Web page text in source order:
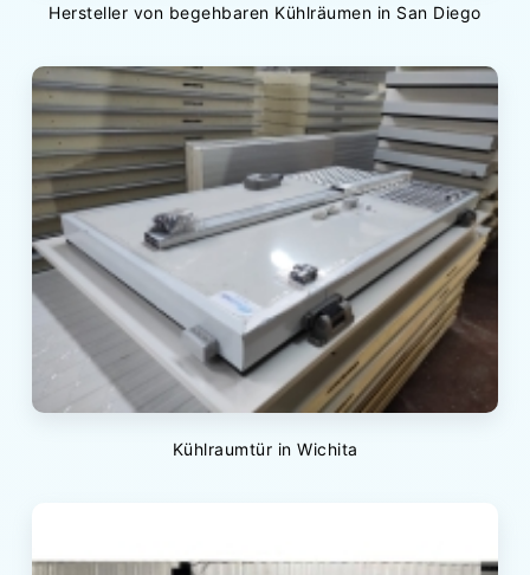
Hersteller von begehbaren Kühlräumen in San Diego
Kühlraumtür in Wichita